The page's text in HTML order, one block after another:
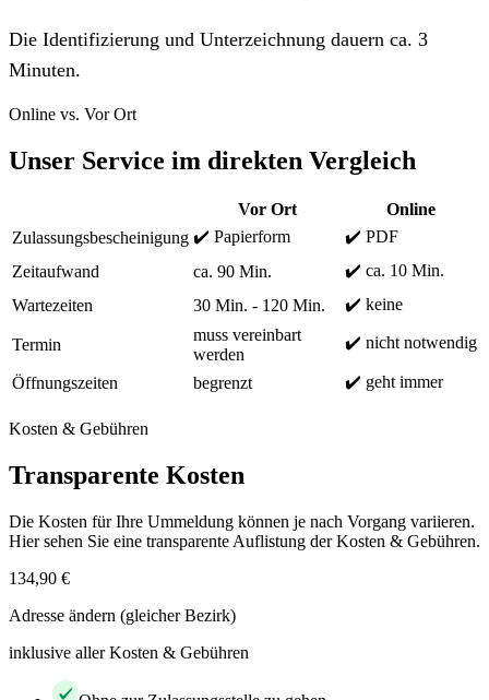
Die Identifizierung und Unterzeichnung dauern ca. 3
Minuten.
Online vs. Vor Ort
Unser Service im direkten Vergleich
Vor Ort
Online
Zulassungsbescheinigung ✔️ Papierform
✔️ PDF
Zeitaufwand
ca. 90 Min.
✔️ ca. 10 Min.
Wartezeiten
30 Min. - 120 Min. ✔️ keine
Termin
muss vereinbart
werden
✔️ nicht notwendig
Öffnungszeiten begrenzt ✔️ geht immer
Kosten & Gebühren
Transparente Kosten
Die Kosten für Ihre Ummeldung können je nach Vorgang variieren.
Hier sehen Sie eine transparente Auflistung der Kosten & Gebühren.
134,90 €
Adresse ändern (gleicher Bezirk)
inklusive aller Kosten & Gebühren